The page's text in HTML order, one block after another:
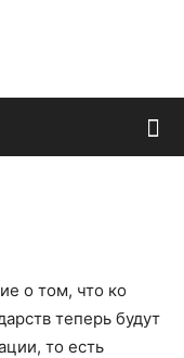
о том, что ко
теперь будут
то есть